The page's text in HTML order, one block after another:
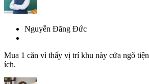
Nguyễn Đăng Đức
Mua 1 căn vì thấy vị trí khu này cửa ngõ
ích.